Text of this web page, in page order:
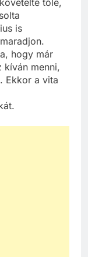
is
hogy már
kíván menni,
Ekkor a vita